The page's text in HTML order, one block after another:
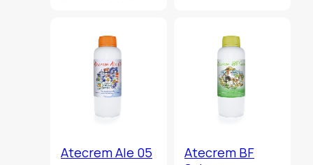
esalta le note di
malto ed il luppolo,
dalla buona
attenuazione.
parte della famiglia
dei lieviti più
utilizzati per la
produzione di birre a
fermentazione sia in
stile tedesco, lager,
Atecrem Ale 05
Atecrem BF